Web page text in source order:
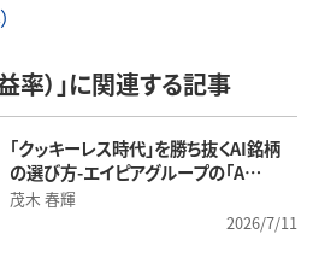
率）」に関連する記事
「クッキーレス時代」を勝ち抜くAI銘柄
の選び方-エイピアグループの「A…
茂木 春輝
2026/7/11